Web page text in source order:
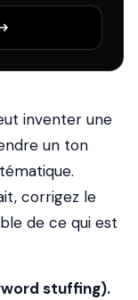
inventer une
un ton
corrigez le
de ce qui est
stuffing).